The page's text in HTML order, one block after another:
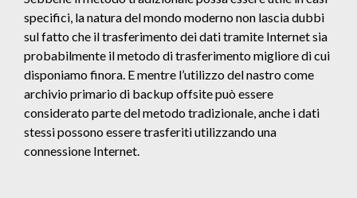
specifici, la natura del mondo moderno non lascia dubbi
sul fatto che il trasferimento dei dati tramite Internet sia
probabilmente il metodo di trasferimento migliore di cui
disponiamo finora. E mentre l’utilizzo del nastro come
archivio primario di backup offsite può essere
considerato parte del metodo tradizionale, anche i dati
stessi possono essere trasferiti utilizzando una
connessione Internet.